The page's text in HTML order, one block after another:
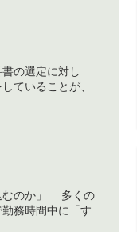
の選定に対し
ていることが、
むのか」 多くの
務時間中に「す